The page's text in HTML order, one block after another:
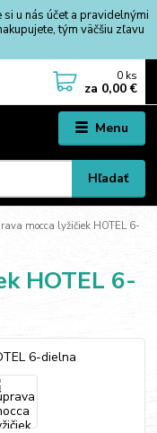
u nás účet a pravidelnými
tým väčšiu zľavu
Menu
Hľadať
0 ks
za 0,00 €
mocca lyžičiek HOTEL 6-
HOTEL 6-